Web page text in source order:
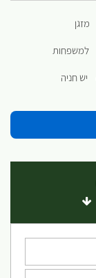
מזגן
למשפחות
יש חניה